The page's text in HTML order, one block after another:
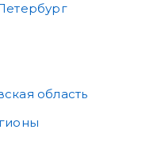
область